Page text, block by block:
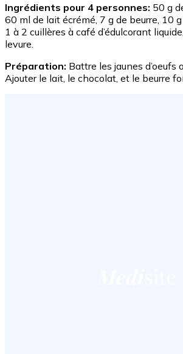
Ingrédients pour 4 personnes: 50 g
60 ml de lait écrémé, 7 g de beurre, 10
1 à 2 cuillères à café d’édulcorant
levure.
Préparation: Battre les jaunes d’oeufs
Ajouter le lait, le chocolat, et le beurre